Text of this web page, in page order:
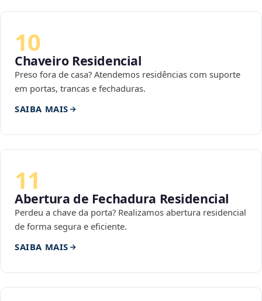
10
Chaveiro Residencial
Preso fora de casa? Atendemos residências com suporte
em portas, trancas e fechaduras.
SAIBA MAIS
11
Abertura de Fechadura Residencial
Perdeu a chave da porta? Realizamos abertura residencial
de forma segura e eficiente.
SAIBA MAIS